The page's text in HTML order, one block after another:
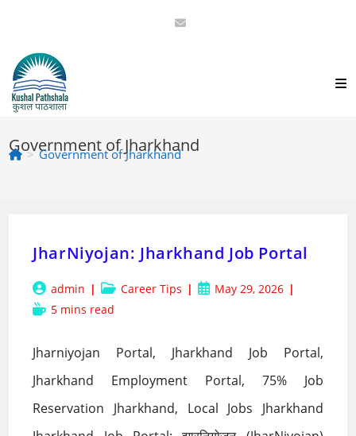
content
Government of Jharkhand
> Government of Jharkhand
JharNiyojan: Jharkhand Job Portal
Post
author:
admin
Post
category:
Career Tips
PostMay 29, 2026
Reading
5 mins read
Jharniyojan Portal, Jharkhand Job Portal,
Jharkhand Employment Portal, 75% Job
Reservation Jharkhand, Local Jobs Jharkhand